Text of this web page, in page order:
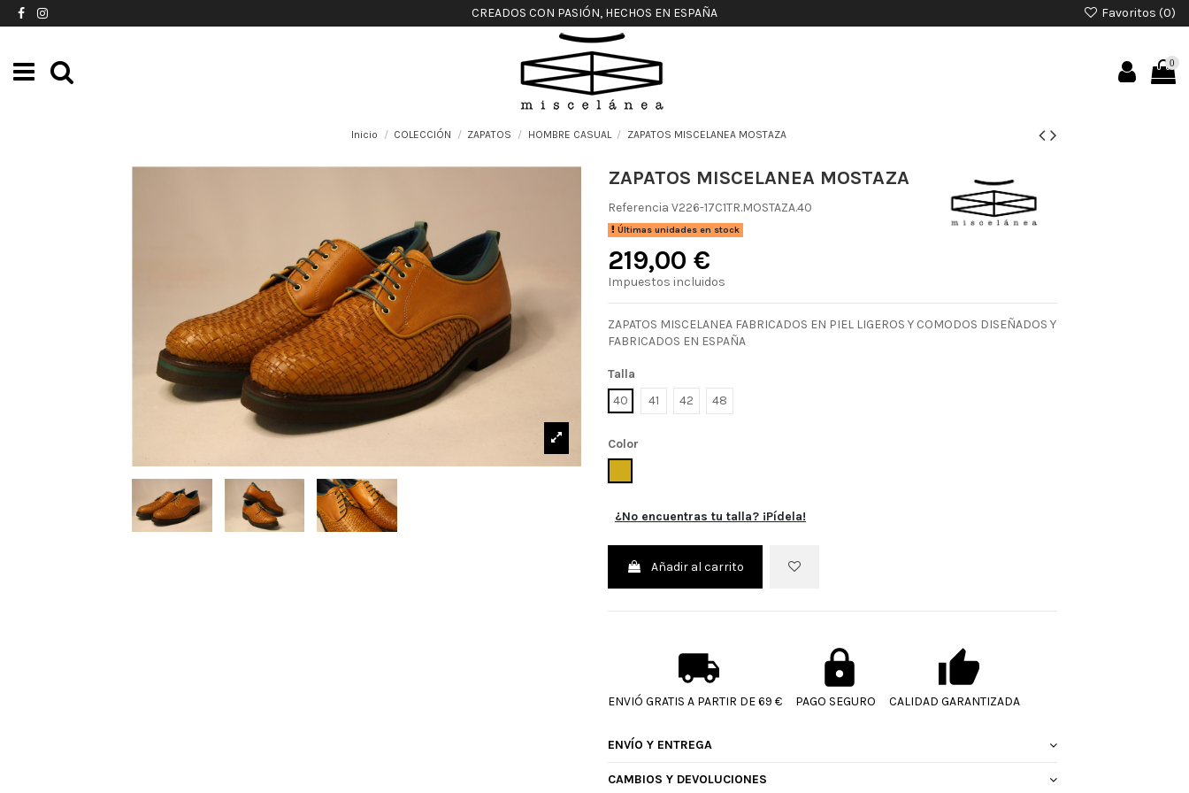
CREADOS CON PASIÓN, HECHOS EN ESPAÑA Favoritos (0)
0
Inicio COLECCIÓN ZAPATOS HOMBRE CASUAL ZAPATOS MISCELANEA MOSTAZA
ZAPATOS MISCELANEA MOSTAZA
Referencia V226-17C1TR.MOSTAZA.40
Últimas unidades en stock
219,00 €
Impuestos incluidos
ZAPATOS MISCELANEA FABRICADOS EN PIEL LIGEROS Y COMODOS DISEÑADOS Y
FABRICADOS EN ESPAÑA
Talla
40
41 42 48
Color
¿No encuentras tu talla? ¡Pídela!
Añadir al carrito
ENVIÓ GRATIS A PARTIR DE 69 € PAGO SEGURO CALIDAD GARANTIZADA
ENVÍO Y ENTREGA
CAMBIOS Y DEVOLUCIONES